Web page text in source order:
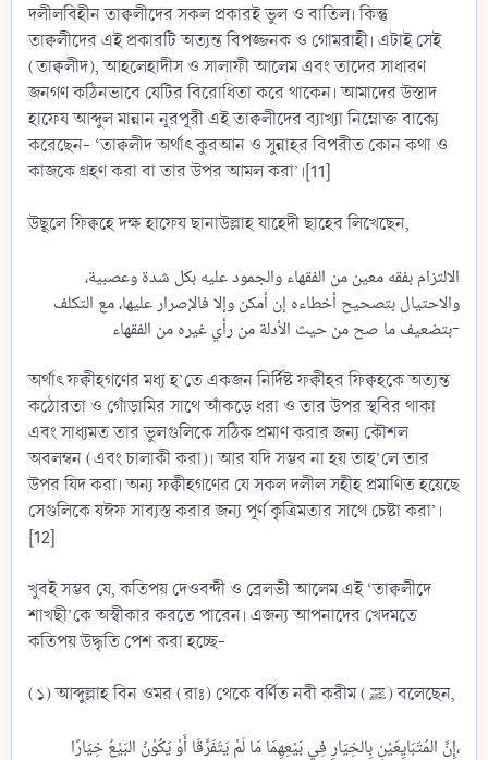
দলীলবিহীন তাক্বলীদের সকল প্রকারই ভুল ও বাতিল। কিন্তু
তাক্বলীদের এই প্রকারটি অত্যন্ত বিপজ্জনক ও গোমরাহী। এটাই সেই
(তাক্বলীদ), আহলেহাদীস ও সালাফী আলেম এবং তাদের সাধারণ
জনগণ কঠিনভাবে যেটির বিরোধিতা করে থাকেন। আমাদের উস্তাদ
হাফেয আব্দুল মান্নান নূরপূরী এই তাক্বলীদের ব্যাখ্যা নিম্নোক্ত বাক্যে
করেছেন- ‘তাক্বলীদ অর্থাৎ কুরআন ও সুন্নাহর বিপরীত কোন কথা ও
কাজকে গ্রহণ করা বা তার উপর আমল করা’।[11]
উছূলে ফিক্বহে দক্ষ হাফেয ছানাউল্লাহ যাহেদী ছাহেব লিখেছেন,
الالتزام بفقه معين من الفقهاء والجمود عليه بكل شدة وعصبية،
والاحتيال بتصحيح أخطاءه إن أمكن وإلا فالإصرار عليها، مع التكلف
بتضعيف ما صح من حيث الأدلة من رأي غيره من الفقهاء-​
অর্থাৎ ফক্বীহগণের মধ্য হ’তে একজন নির্দিষ্ট ফক্বীহর ফিক্বহকে অত্যন্ত
কঠোরতা ও গোঁড়ামির সাথে অাঁকড়ে ধরা ও তার উপর স্থবির থাকা
এবং সাধ্যমত তার ভুলগুলিকে সঠিক প্রমাণ করার জন্য কৌশল
অবলম্বন (এবং চালাকী করা)। আর যদি সম্ভব না হয় তাহ’লে তার
উপর যিদ করা। অন্য ফক্বীহগণের যে সকল দলীল সহীহ প্রমাণিত হয়েছে
সেগুলিকে যঈফ সাব্যস্ত করার জন্য পূর্ণ কৃত্রিমতার সাথে চেষ্টা করা’।
[12]
খুবই সম্ভব যে, কতিপয় দেওবন্দী ও ব্রেলভী আলেম এই ‘তাক্বলীদে
শাখছী’কে অস্বীকার করতে পারেন। এজন্য আপনাদের খেদমতে
কতিপয় উদ্ধৃতি পেশ করা হচ্ছে-
(১) আব্দুল্লাহ বিন ওমর (রাঃ) থেকে বর্ণিত নবী করীম (ﷺ) বলেছেন,
إِنَّ المُتَبَايِعَيْنِ بِالخِيَارِ فِي بَيْعِهِمَا مَا لَمْ يَتَفَرَّقَا أَوْ يَكُوْنُ البَيْعُ خِيَارًا،​